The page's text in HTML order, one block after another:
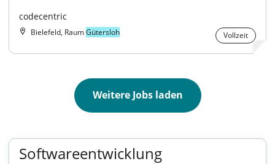
codecentric
Bielefeld, RaumGütersloh Vollzeit
Weitere Jobs laden
Softwareentwicklung